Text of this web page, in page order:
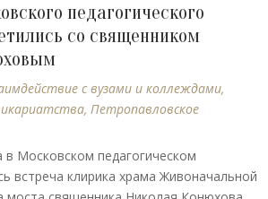
педагогического
со священником
с вузами и коллеждами,
,Петропавловское
в Московском педагогическом
встреча клирика храма Живоначальной